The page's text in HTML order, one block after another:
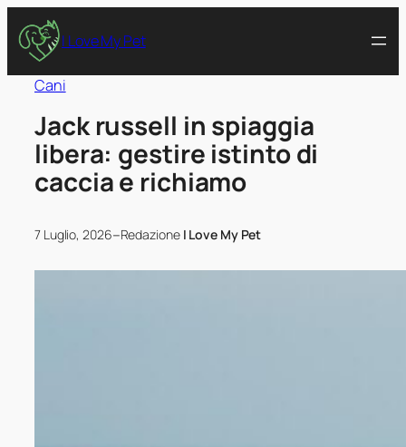
I Love My Pet
Cani
Jack russell in spiaggia
libera: gestire istinto di
caccia e richiamo
7 Luglio, 2026–Redazione I Love My Pet